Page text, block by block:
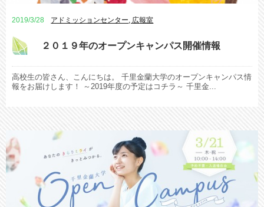
2019/3/28 アドミッションセンター, 広報室
２０１９年のオープンキャンパス開催情報
高校生の皆さん、こんにちは。 千里金蘭大学のオープンキャンパス情
報をお届けします！ ～2019年度の予定はコチラ～ 千里金...